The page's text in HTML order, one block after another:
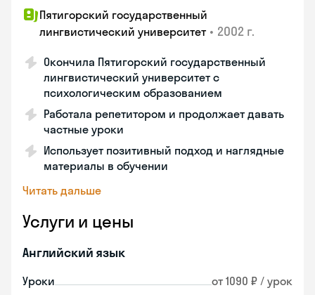
Пятигорский государственный
лингвистический университет • 2002 г.
Окончила Пятигорский государственный
лингвистический университет с
психологическим образованием
Работала репетитором и продолжает давать
частные уроки
Использует позитивный подход и наглядные
материалы в обучении
Читать дальше
Услуги и цены
Английский язык
Уроки от 1090 ₽ / урок